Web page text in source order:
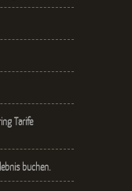
Tarife
buchen.